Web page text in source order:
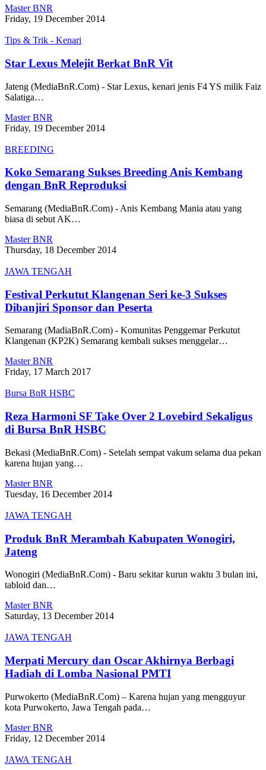
Master BNR
Friday, 19 December 2014
Tips & Trik - Kenari
Star Lexus Melejit Berkat BnR Vit
Jateng (MediaBnR.Com) - Star Lexus, kenari jenis F4 YS milik Faiz
Salatiga…
Master BNR
Friday, 19 December 2014
BREEDING
Koko Semarang Sukses Breeding Anis Kembang
dengan BnR Reproduksi
Semarang (MediaBnR.Com) - Anis Kembang Mania atau yang
biasa di sebut AK…
Master BNR
Thursday, 18 December 2014
JAWA TENGAH
Festival Perkutut Klangenan Seri ke-3 Sukses
Dibanjiri Sponsor dan Peserta
Semarang (MadiaBnR.Com) - Komunitas Penggemar Perkutut
Klangenan (KP2K) Semarang kembali sukses menggelar…
Master BNR
Friday, 17 March 2017
Bursa BnR HSBC
Reza Harmoni SF Take Over 2 Lovebird Sekaligus
di Bursa BnR HSBC
Bekasi (MediaBnR.Com) - Setelah sempat vakum selama dua pekan
karena hujan yang…
Master BNR
Tuesday, 16 December 2014
JAWA TENGAH
Produk BnR Merambah Kabupaten Wonogiri,
Jateng
Wonogiri (MediaBnR.Com) - Baru sekitar kurun waktu 3 bulan ini,
tabloid dan…
Master BNR
Saturday, 13 December 2014
JAWA TENGAH
Merpati Mercury dan Oscar Akhirnya Berbagi
Hadiah di Lomba Nasional PMTI
Purwokerto (MediaBnR.Com) – Karena hujan yang mengguyur
kota Purwokerto, Jawa Tengah pada…
Master BNR
Friday, 12 December 2014
JAWA TENGAH